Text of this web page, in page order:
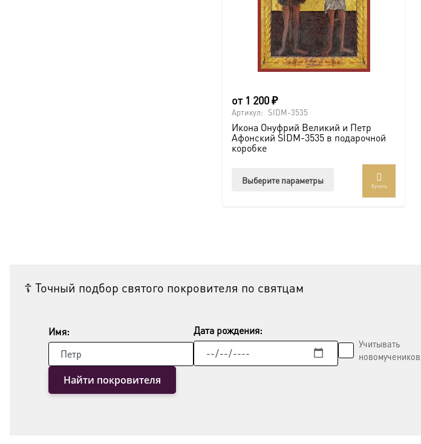
от 1 200₽
Артикул: SIDM-3535
Икона Онуфрий Великий и Петр
Афонский SIDM-3535 в подарочной
коробке
Выберите параметры
Купить
☦ Точный подбор святого покровителя по святцам
Имя: Дата рождения:
Учитывать
новомучеников
Найти покровителя